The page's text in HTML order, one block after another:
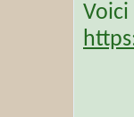
Voici